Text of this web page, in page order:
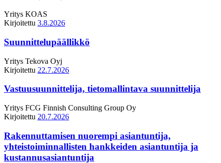
Yritys KOAS
Kirjoitettu 3.8.2026
Suunnittelupäällikkö
Yritys Tekova Oyj
Kirjoitettu 22.7.2026
Vastuusuunnittelija, tietomallintava suunnittelija
Yritys FCG Finnish Consulting Group Oy
Kirjoitettu 20.7.2026
Rakennuttamisen nuorempi asiantuntija,
yhteistoiminnallisten hankkeiden asiantuntija ja
kustannusasiantuntija